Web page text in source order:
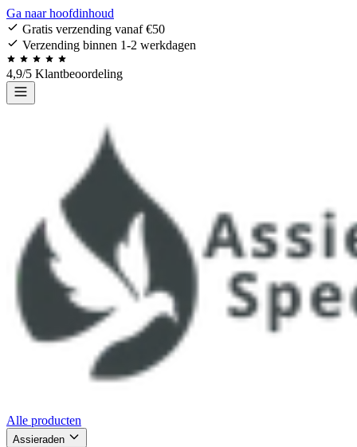
Ga naar hoofdinhoud
Gratis verzending vanaf €50
Verzending binnen 1-2 werkdagen
4,9/5 Klantbeoordeling
Alle producten
Assieraden